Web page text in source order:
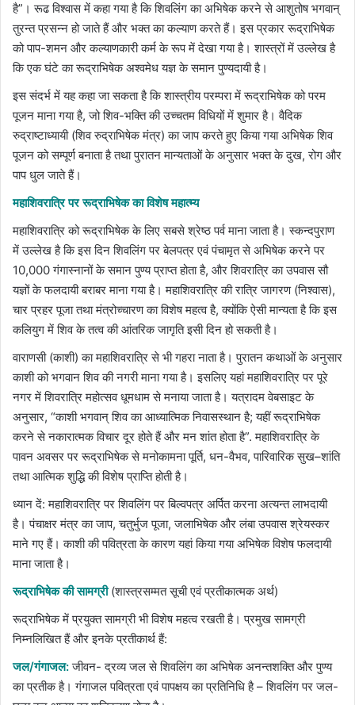
है”। रूढ विश्वास में कहा गया है कि शिवलिंग का अभिषेक करने से आशुतोष भगवान्
तुरन्त प्रसन्न हो जाते हैं और भक्त का कल्याण करते हैं। इस प्रकार रूद्राभिषेक
को पाप-शमन और कल्याणकारी कर्म के रूप में देखा गया है। शास्त्रों में उल्लेख है
कि एक घंटे का रूद्राभिषेक अश्वमेध यज्ञ के समान पुण्यदायी है।
इस संदर्भ में यह कहा जा सकता है कि शास्त्रीय परम्परा में रूद्राभिषेक को परम
पूजन माना गया है, जो शिव-भक्ति की उच्चतम विधियों में शुमार है। वैदिक
रुद्राष्टाध्यायी (शिव रुद्राभिषेक मंत्र) का जाप करते हुए किया गया अभिषेक शिव
पूजन को सम्पूर्ण बनाता है तथा पुरातन मान्यताओं के अनुसार भक्त के दुख, रोग और
पाप धुल जाते हैं।
महाशिवरात्रि पर रूद्राभिषेक का विशेष महात्म्य
महाशिवरात्रि को रूद्राभिषेक के लिए सबसे श्रेष्ठ पर्व माना जाता है। स्कन्दपुराण
में उल्लेख है कि इस दिन शिवलिंग पर बेलपत्र एवं पंचामृत से अभिषेक करने पर
10,000 गंगास्नानों के समान पुण्य प्राप्त होता है, और शिवरात्रि का उपवास सौ
यज्ञों के फलदायी बराबर माना गया है। महाशिवरात्रि की रात्रि जागरण (निश्वास),
चार प्रहर पूजा तथा मंत्रोच्चारण का विशेष महत्व है, क्योंकि ऐसी मान्यता है कि इस
कलियुग में शिव के तत्व की आंतरिक जागृति इसी दिन हो सकती है।
वाराणसी (काशी) का महाशिवरात्रि से भी गहरा नाता है। पुरातन कथाओं के अनुसार
काशी को भगवान शिव की नगरी माना गया है। इसलिए यहां महाशिवरात्रि पर पूरे
नगर में शिवरात्रि महोत्सव धूमधाम से मनाया जाता है। यत्रादम वेबसाइट के
अनुसार, “काशी भगवान् शिव का आध्यात्मिक निवासस्थान है; यहीं रूद्राभिषेक
करने से नकारात्मक विचार दूर होते हैं और मन शांत होता है”. महाशिवरात्रि के
पावन अवसर पर रूद्राभिषेक से मनोकामना पूर्ति, धन-वैभव, पारिवारिक सुख–शांति
तथा आत्मिक शुद्धि की विशेष प्राप्ति होती है।
ध्यान दें: महाशिवरात्रि पर शिवलिंग पर बिल्वपत्र अर्पित करना अत्यन्त लाभदायी
है। पंचाक्षर मंत्र का जाप, चतुर्भुज पूजा, जलाभिषेक और लंबा उपवास श्रेयस्कर
माने गए हैं। काशी की पवित्रता के कारण यहां किया गया अभिषेक विशेष फलदायी
माना जाता है।
रूद्राभिषेक की सामग्री(शास्त्रसम्मत सूची एवं प्रतीकात्मक अर्थ)
रूद्राभिषेक में प्रयुक्त सामग्री भी विशेष महत्व रखती है। प्रमुख सामग्री
निम्नलिखित हैं और इनके प्रतीकार्थ हैं:
जल/गंगाजल: जीवन- द्रव्य जल से शिवलिंग का अभिषेक अनन्तशक्ति और पुण्य
का प्रतीक है। गंगाजल पवित्रता एवं पापक्षय का प्रतिनिधि है – शिवलिंग पर जल-